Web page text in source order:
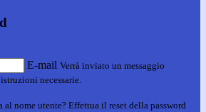
E-mail Verrà inviato un messaggio
necessarie.
al nome utente? Effettua il reset della password